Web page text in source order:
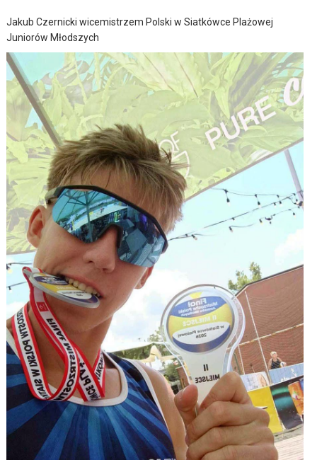
Jakub Czernicki wicemistrzem Polski w Siatkówce Plażowej
Juniorów Młodszych